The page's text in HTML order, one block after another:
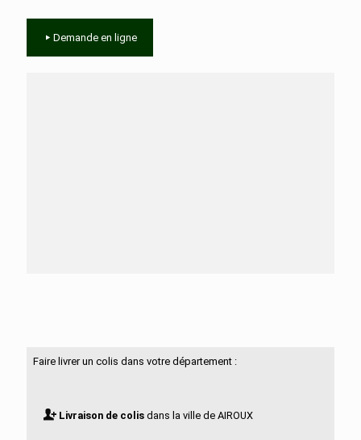
Demande en ligne
Faire livrer un colis dans votre département :
Livraison de colisdans la ville de AIROUX